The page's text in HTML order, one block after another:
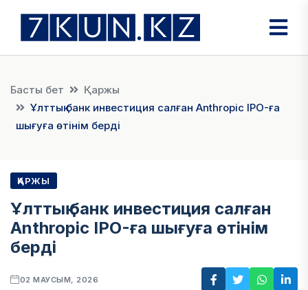
Басты бет
Қаржы
Ұлттық банк инвестиция салған Anthropic IPO-ға
шығуға өтінім берді
ҚАРЖЫ
Ұлттық банк инвестиция салған
Anthropic IPO-ға шығуға өтінім
берді
02 МАУСЫМ, 2026